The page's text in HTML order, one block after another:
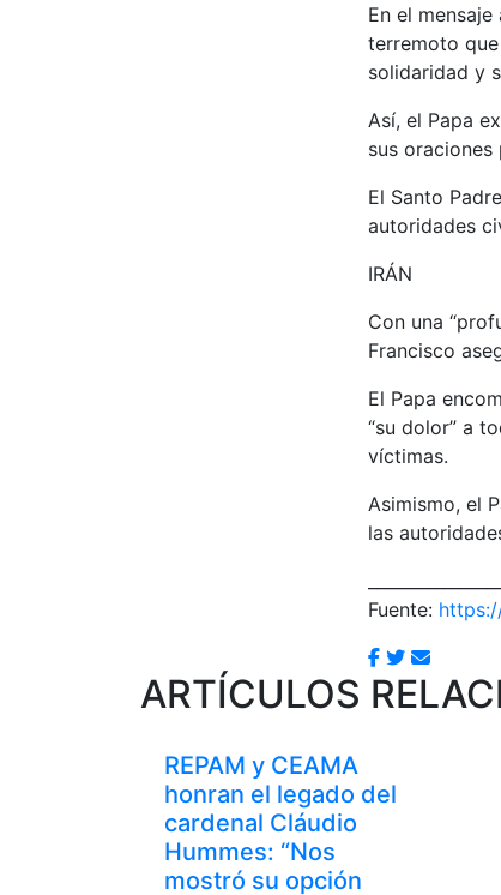
En el
terremoto
solidaridad y
Así, el Papa
sus oraciones
El Santo
autoridades
IRÁN
Con una
Francisco
El Papa
“su dolor” a
víctimas.
Asimismo, el
las
Fuente:
ARTÍCULOS
REPAM y CEAMA
honran el legado del
cardenal Cláudio
Hummes: “Nos
mostró su opción